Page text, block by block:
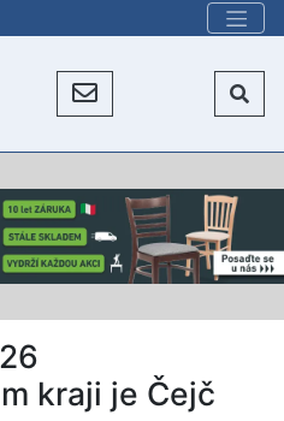
kraji je Čejč